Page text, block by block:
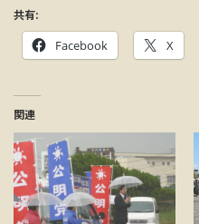
共有:
Facebook X
関連